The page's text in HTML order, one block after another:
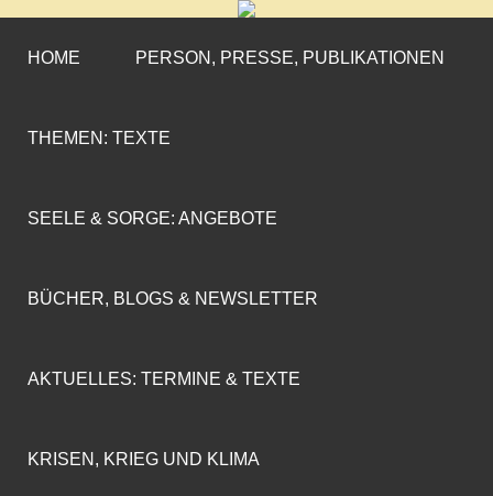
CORNELIA COENEN-
MARX
»ENGAGEMENT MIT PROFIL«
HOME PERSON, PRESSE, PUBLIKATIONEN
THEMEN: TEXTE
SEELE & SORGE: ANGEBOTE
BÜCHER, BLOGS & NEWSLETTER
AKTUELLES: TERMINE & TEXTE
KRISEN, KRIEG UND KLIMA